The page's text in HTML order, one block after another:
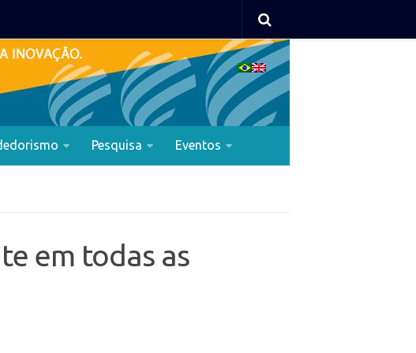
Pesquisa Eventos
em todas as